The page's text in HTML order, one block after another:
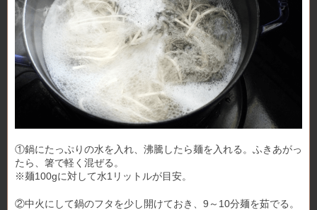
①鍋にたっぷりの水を入れ、沸騰したら麺を入れる。ふきあがっ
たら、箸で軽く混ぜる。
※麺100gに対して水1リットルが目安。
②中火にして鍋のフタを少し開けておき、9～10分麺を茹でる。